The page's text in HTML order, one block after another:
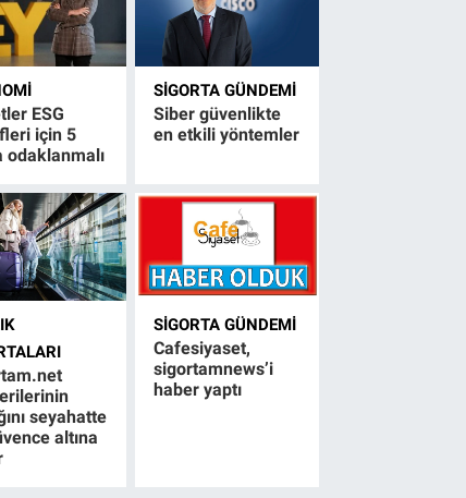
ESG
için 5
odaklanmalı
SIGORTA GÜNDEMI
Siber güvenlikte
en etkili yöntemler
seyahatte
altına
SIGORTA GÜNDEMI
Cafesiyaset,
sigortamnews’i
haber yaptı